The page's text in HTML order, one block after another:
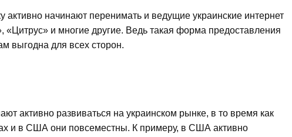
начинают перенимать и ведущие украинские интернет
«Цитрус» и многие другие. Ведь такая форма предоставления
выгодна для всех сторон.
активно развиваться на украинском рынке, в то время как
и в США они повсеместны. К примеру, в США активно